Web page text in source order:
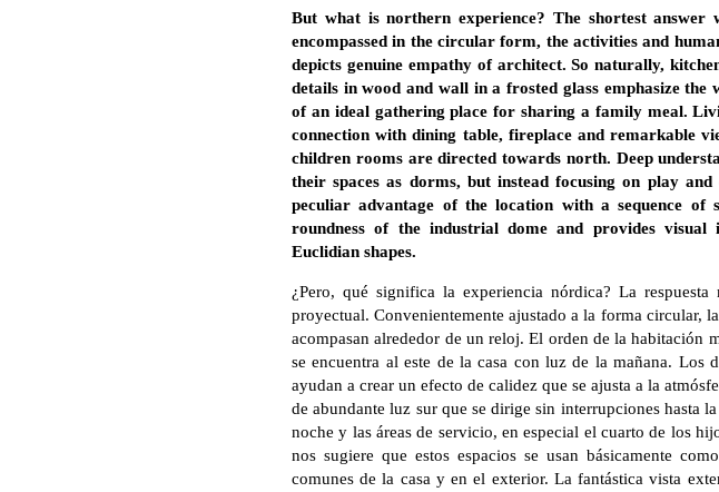
But what is northern experience? The shortest
encompassed in the circular form, the activities and
depicts genuine empathy of architect. So naturally,
details in wood and wall in a frosted glass emphasize
of an ideal gathering place for sharing a family meal.
connection with dining table, fireplace and remarkable
children rooms are directed towards north. Deep
their spaces as dorms, but instead focusing on play
peculiar advantage of the location with a sequence
roundness of the industrial dome and provides
Euclidian shapes.
¿Pero, qué significa la experiencia nórdica? La
proyectual. Convenientemente ajustado a la forma circular,
acompasan alrededor de un reloj. El orden de la habitación
se encuentra al este de la casa con luz de la mañana.
ayudan a crear un efecto de calidez que se ajusta a la
de abundante luz sur que se dirige sin interrupciones hasta
noche y las áreas de servicio, en especial el cuarto de los
nos sugiere que estos espacios se usan básicamente
comunes de la casa y en el exterior. La fantástica vista